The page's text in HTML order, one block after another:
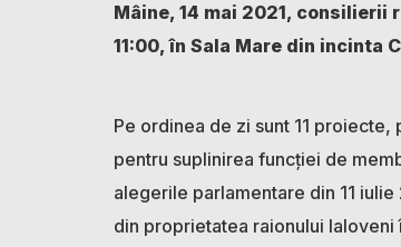
Mâine, 14 mai 2021, consilierii
11:00, în Sala Mare din incinta
Pe ordinea de zi sunt 11
pentru suplinirea funcției de
alegerile parlamentare din 11
din proprietatea raionului